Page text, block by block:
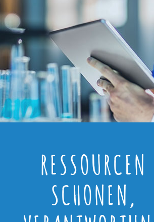
RESSOURCEN
SCHONEN,